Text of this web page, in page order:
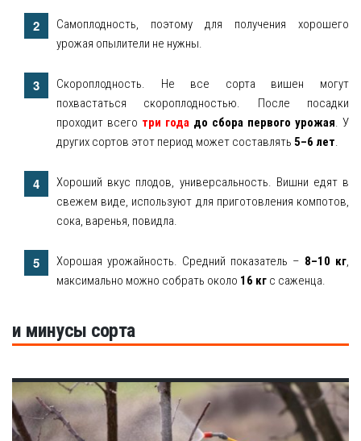
Самоплодность, поэтому для получения хорошего
урожая опылители не нужны.
Скороплодность. Не все сорта вишен могут
похвастаться скороплодностью. После посадки
проходит всего три года до сбора первого урожая. У
других сортов этот период может составлять 5–6 лет.
Хороший вкус плодов, универсальность. Вишни едят в
свежем виде, используют для приготовления компотов,
сока, варенья, повидла.
Хорошая урожайность. Средний показатель – 8–10 кг,
максимально можно собрать около 16 кг с саженца.
и минусы сорта